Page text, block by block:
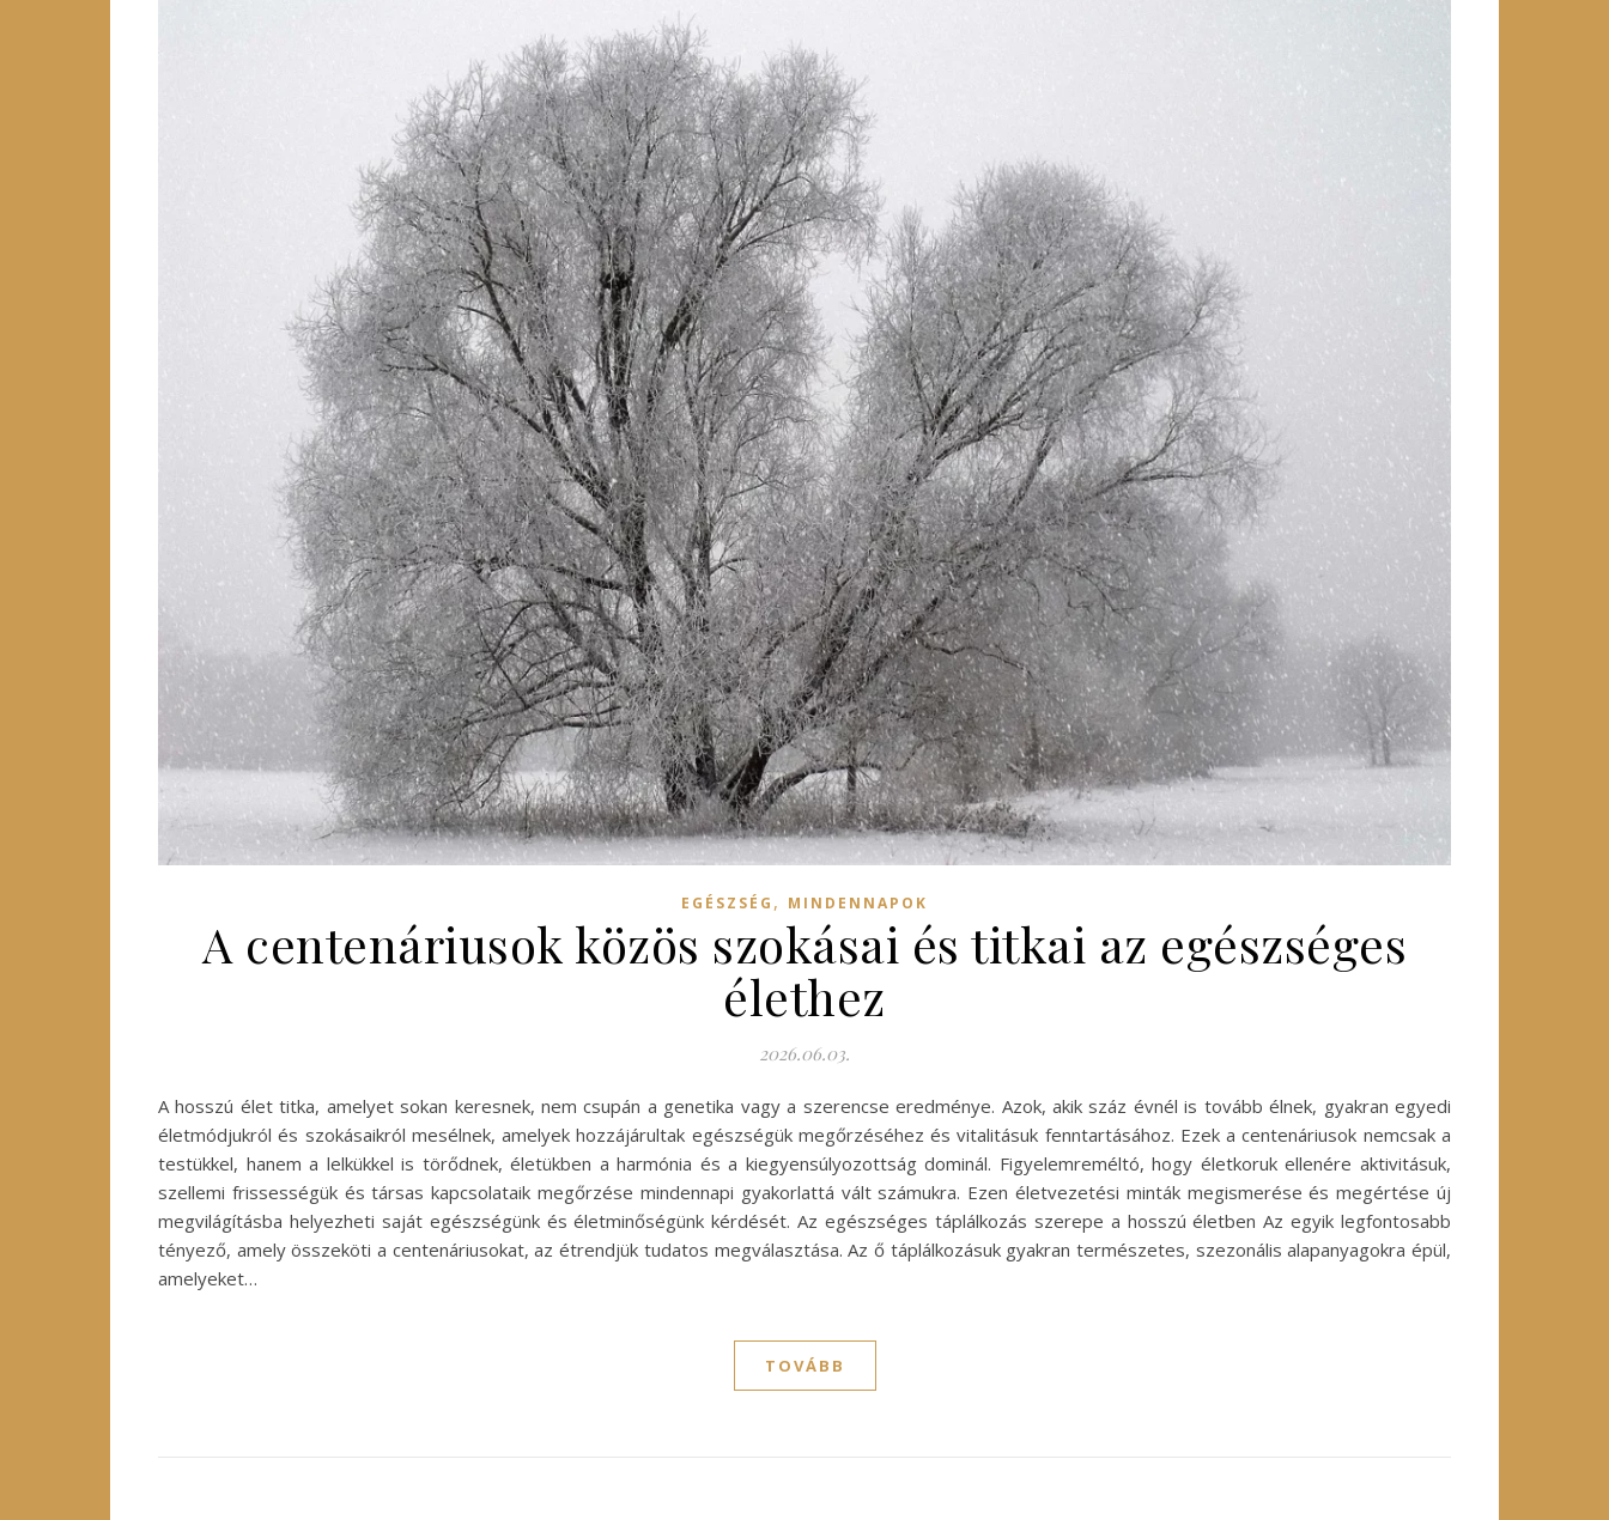
EGÉSZSÉG , MINDENNAPOK
A centenáriusok közös szokásai és titkai az egészséges
élethez
2026.06.03.
A hosszú élet titka, amelyet sokan keresnek, nem csupán a genetika vagy a szerencse eredménye. Azok, akik száz évnél is tovább élnek, gyakran egyedi
életmódjukról és szokásaikról mesélnek, amelyek hozzájárultak egészségük megőrzéséhez és vitalitásuk fenntartásához. Ezek a centenáriusok nemcsak a
testükkel, hanem a lelkükkel is törődnek, életükben a harmónia és a kiegyensúlyozottság dominál. Figyelemreméltó, hogy életkoruk ellenére aktivitásuk,
szellemi frissességük és társas kapcsolataik megőrzése mindennapi gyakorlattá vált számukra. Ezen életvezetési minták megismerése és megértése új
megvilágításba helyezheti saját egészségünk és életminőségünk kérdését. Az egészséges táplálkozás szerepe a hosszú életben Az egyik legfontosabb
tényező, amely összeköti a centenáriusokat, az étrendjük tudatos megválasztása. Az ő táplálkozásuk gyakran természetes, szezonális alapanyagokra épül,
amelyeket…
TOVÁBB